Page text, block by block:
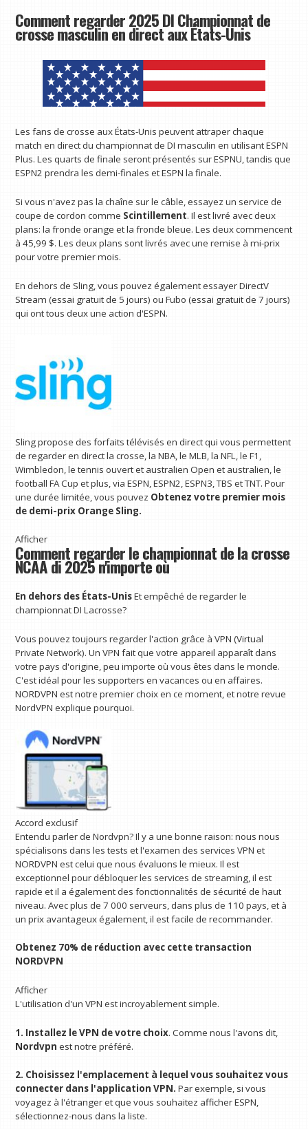
Comment regarder 2025 DI Championnat de
crosse masculin en direct aux États-Unis
Les fans de crosse aux États-Unis peuvent attraper chaque
match en direct du championnat de DI masculin en utilisant ESPN
Plus. Les quarts de finale seront présentés sur ESPNU, tandis que
ESPN2 prendra les demi-finales et ESPN la finale.
Si vous n'avez pas la chaîne sur le câble, essayez un service de
coupe de cordon comme Scintillement. Il est livré avec deux
plans: la fronde orange et la fronde bleue. Les deux commencent
à 45,99 $. Les deux plans sont livrés avec une remise à mi-prix
pour votre premier mois.
En dehors de Sling, vous pouvez également essayer DirectV
Stream (essai gratuit de 5 jours) ou Fubo (essai gratuit de 7 jours)
qui ont tous deux une action d'ESPN.
Sling propose des forfaits télévisés en direct qui vous permettent
de regarder en direct la crosse, la NBA, le MLB, la NFL, le F1,
Wimbledon, le tennis ouvert et australien Open et australien, le
football FA Cup et plus, via ESPN, ESPN2, ESPN3, TBS et TNT. Pour
une durée limitée, vous pouvez Obtenez votre premier mois
de demi-prix Orange Sling.
Afficher
Comment regarder le championnat de la crosse
NCAA di 2025 n'importe où
En dehors des États-UnisEt empêché de regarder le
championnat DI Lacrosse?
Vous pouvez toujours regarder l'action grâce à VPN (Virtual
Private Network). Un VPN fait que votre appareil apparaît dans
votre pays d'origine, peu importe où vous êtes dans le monde.
C'est idéal pour les supporters en vacances ou en affaires.
NORDVPN est notre premier choix en ce moment, et notre revue
NordVPN explique pourquoi.
Accord exclusif
Entendu parler de Nordvpn? Il y a une bonne raison: nous nous
spécialisons dans les tests et l'examen des services VPN et
NORDVPN est celui que nous évaluons le mieux. Il est
exceptionnel pour débloquer les services de streaming, il est
rapide et il a également des fonctionnalités de sécurité de haut
niveau. Avec plus de 7 000 serveurs, dans plus de 110 pays, et à
un prix avantageux également, il est facile de recommander.
Obtenez 70% de réduction avec cette transaction
NORDVPN
Afficher
L'utilisation d'un VPN est incroyablement simple.
1. Installez le VPN de votre choix. Comme nous l'avons dit,
Nordvpn est notre préféré.
2. Choisissez l'emplacement à lequel vous souhaitez vous
connecter dans l'application VPN.Par exemple, si vous
voyagez à l'étranger et que vous souhaitez afficher ESPN,
sélectionnez-nous dans la liste.